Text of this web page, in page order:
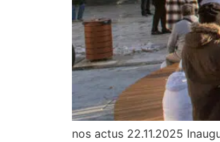
nos actus 22.11.2025